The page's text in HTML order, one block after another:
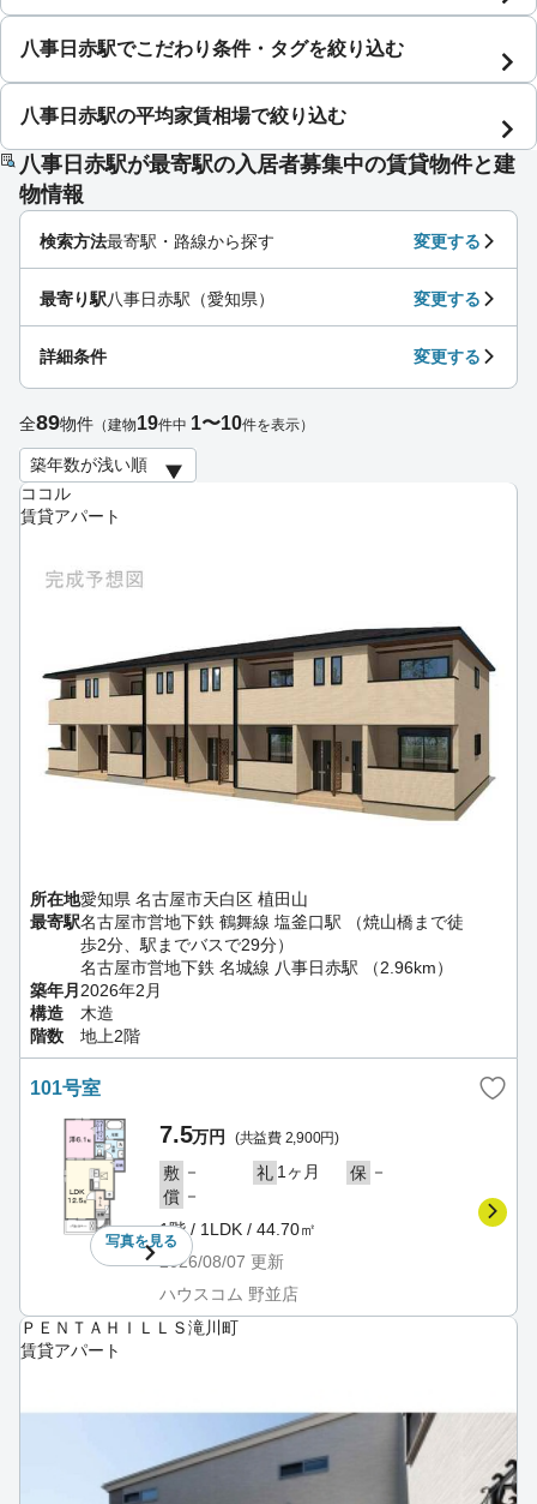
八事日赤駅でこだわり条件・タグを絞り込む
八事日赤駅の平均家賃相場で絞り込む
八事日赤駅が最寄駅の入居者募集中の賃貸物件と建
物情報
ココル
賃貸アパート
所在地愛知県 名古屋市天白区 植田山
最寄駅名古屋市営地下鉄 鶴舞線 塩釜口駅 （焼山橋まで徒
歩2分、駅までバスで29分）
名古屋市営地下鉄 名城線 八事日赤駅 （2.96km）
築年月 2026年2月
構造
木造
階数
地上2階
101号室
写真を見る
7.5万円 (共益費 2,900円)
敷 － 礼 1ヶ月 保 －
償 －
1階 / 1LDK / 44.70㎡
2026/08/07 更新
ハウスコム 野並店
ＰＥＮＴＡＨＩＬＬＳ滝川町
賃貸アパート
検索方法最寄駅・路線から探す 変更する
最寄り駅八事日赤駅（愛知県） 変更する
詳細条件 変更する
全89物件 （建物19件中 1〜10件を表示）